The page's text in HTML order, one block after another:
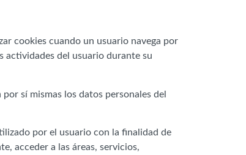
cookies cuando un usuario navega por
actividades del usuario durante su
sí mismas los datos personales del
por el usuario con la finalidad de
acceder a las áreas, servicios,